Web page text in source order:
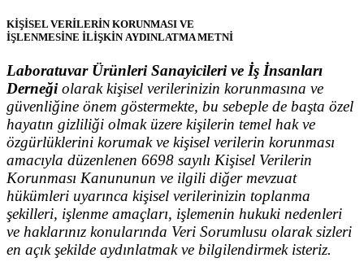
KİŞİSEL VERİLERİN KORUNMASI VE
İŞLENMESİNE İLİŞKİN AYDINLATMA METNİ
Laboratuvar Ürünleri Sanayicileri ve İş İnsanları
Derneğiolarak kişisel verilerinizin korunmasına ve
güvenliğine önem göstermekte, bu sebeple de başta özel
hayatın gizliliği olmak üzere kişilerin temel hak ve
özgürlüklerini korumak ve kişisel verilerin korunması
amacıyla düzenlenen 6698 sayılı Kişisel Verilerin
Korunması Kanununun ve ilgili diğer mevzuat
hükümleri uyarınca kişisel verilerinizin toplanma
şekilleri, işlenme amaçları, işlemenin hukuki nedenleri
ve haklarınız konularında Veri Sorumlusu olarak sizleri
en açık şekilde aydınlatmak ve bilgilendirmek isteriz.